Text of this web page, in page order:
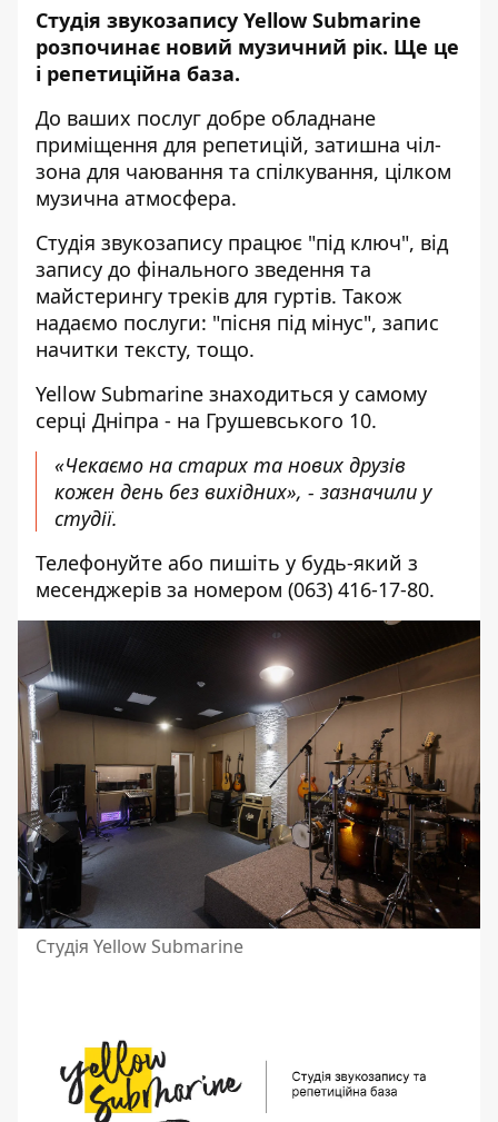
Студія звукозапису Yellow Submarine
розпочинає новий музичний рік. Ще це
і репетиційна база.
До ваших послуг добре обладнане
приміщення для репетицій, затишна чіл-
зона для чаювання та спілкування, цілком
музична атмосфера.
Студія звукозапису працює "під ключ", від
запису до фінального зведення та
майстерингу треків для гуртів. Також
надаємо послуги: "пісня під мінус", запис
начитки тексту, тощо.
Yellow Submarine знаходиться у самому
серці Дніпра - на Грушевського 10.
«Чекаємо на старих та нових друзів
кожен день без вихідних», - зазначили у
студії.
Телефонуйте або пишіть у будь-який з
месенджерів за номером (063) 416-17-80.
Студія Yellow Submarine